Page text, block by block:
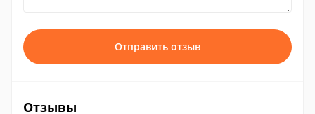
Отправить отзыв
Отзывы